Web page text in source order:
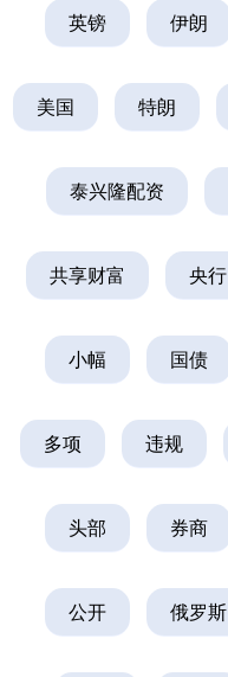
英镑 伊朗
美国 特朗
泰兴隆配资
共享财富 央行
小幅 国债
多项 违规
头部 券商
公开 俄罗斯